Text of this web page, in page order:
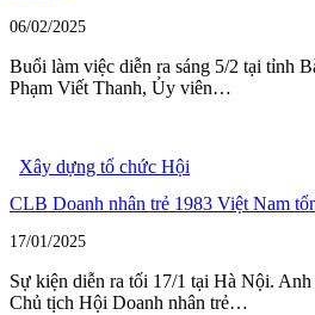
06/02/2025
Buổi làm việc diễn ra sáng 5/2 tại tỉnh
Phạm Viết Thanh, Ủy viên…
Xây dựng tổ chức Hội
CLB Doanh nhân trẻ 1983 Việt Nam
17/01/2025
Sự kiện diễn ra tối 17/1 tại Hà Nội.
Chủ tịch Hội Doanh nhân trẻ…